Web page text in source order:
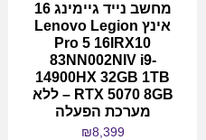
מחשב נייד גיימינג 16
אינץ Lenovo Legion
Pro 5 16IRX10
83NN002NIV i9-
14900HX 32GB 1TB
RTX 5070 8GB – ללא
מערכת הפעלה
₪8,399